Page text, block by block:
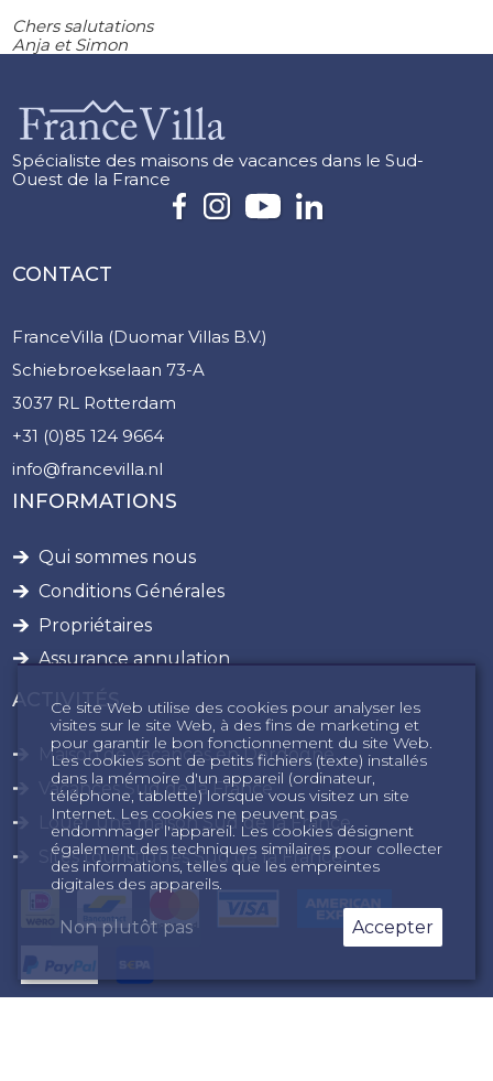
Chers salutations
Anja et Simon
Spécialiste des maisons de vacances dans le Sud-
Ouest de la France
CONTACT
FranceVilla (Duomar Villas B.V.)
Schiebroekselaan 73-A
3037 RL Rotterdam
+31 (0)85 124 9664
info@francevilla.nl
INFORMATIONS
Qui sommes nous
Conditions Générales
Propriétaires
Assurance annulation
ACTIVITÉS
Maison de vacances en Dordogne
Vacances Sud de la France
Louer une maison Sud de la France
Sites touristiques Sud de la France
Ce site Web utilise des cookies pour analyser les
visites sur le site Web, à des fins de marketing et
pour garantir le bon fonctionnement du site Web.
Les cookies sont de petits fichiers (texte) installés
dans la mémoire d'un appareil (ordinateur,
téléphone, tablette) lorsque vous visitez un site
Internet. Les cookies ne peuvent pas
endommager l'appareil. Les cookies désignent
également des techniques similaires pour collecter
des informations, telles que les empreintes
digitales des appareils.
Non plutôt pas Accepter